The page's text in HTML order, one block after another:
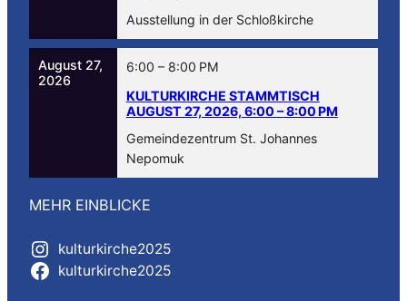
Ausstellung in der Schloßkirche
August 27,
2026
6:00 –8:00 PM
KULTURKIRCHE STAMMTISCH
AUGUST 27, 2026, 6:00 –8:00 PM
Gemeindezentrum St. Johannes
Nepomuk
MEHR EINBLICKE
kulturkirche2025
kulturkirche2025